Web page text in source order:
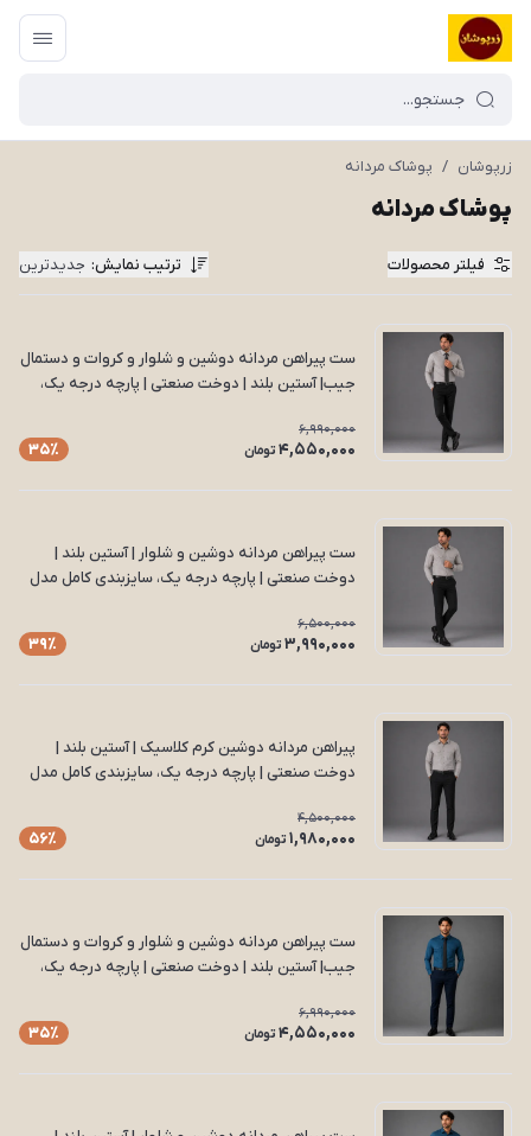
زرپوشان / پوشاک مردانه
پوشاک مردانه
فیلتر محصولات ترتیب نمایش: جدیدترین
ست پیراهن مردانه دوشین و شلوار و کروات و دستمال
جیب| آستین بلند | دوخت صنعتی | پارچه درجه یک،
6,990,000
4,550,000 تومان 35٪
ست پیراهن مردانه دوشین و شلوار | آستین بلند |
دوخت صنعتی | پارچه درجه یک، سایزبندی کامل مدل
6,500,000
3,990,000 تومان 39٪
پیراهن مردانه دوشین کرم کلاسیک | آستین بلند |
دوخت صنعتی | پارچه درجه یک، سایزبندی کامل مدل
4,500,000
1,980,000 تومان 56٪
ست پیراهن مردانه دوشین و شلوار و کروات و دستمال
جیب| آستین بلند | دوخت صنعتی | پارچه درجه یک،
6,990,000
4,550,000 تومان 35٪